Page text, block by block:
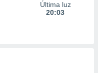
Última luz
20:03